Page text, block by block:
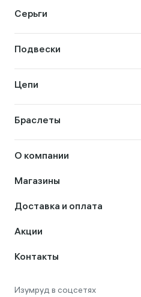
Серьги
Подвески
Цепи
Браслеты
О компании
Магазины
Доставка и оплата
Акции
Контакты